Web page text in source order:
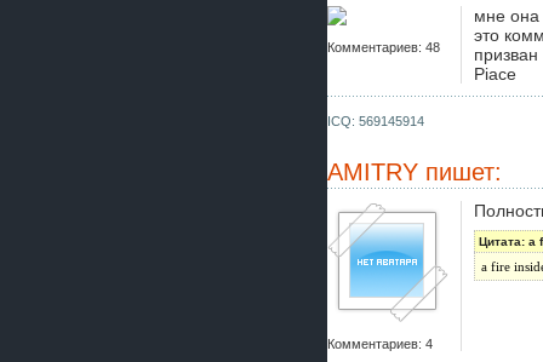
Комментариев: 48
мне она
это
призван
Piace
ICQ: 569145914
AMITRY пишет:
Комментариев: 4
Цитата: a
a fire